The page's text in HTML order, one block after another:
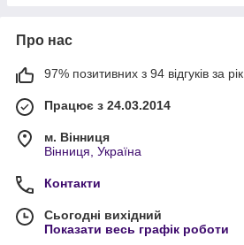
Про нас
97% позитивних з 94 відгуків за рік
Працює з 24.03.2014
м. Вінниця
Вінниця, Україна
Контакти
Сьогодні вихідний
Показати весь графік роботи